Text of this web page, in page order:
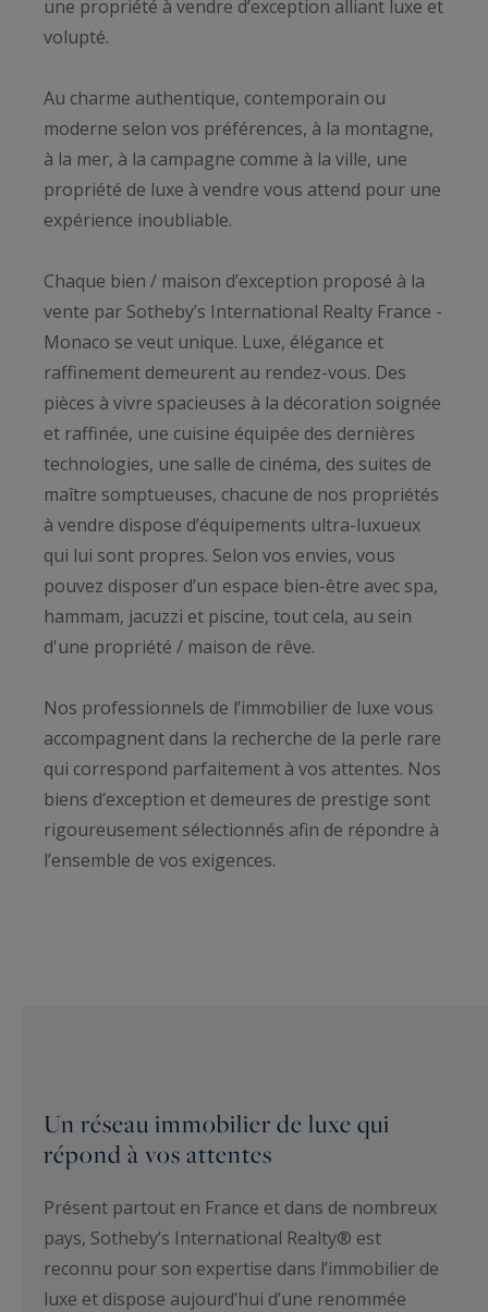
une propriété à vendre d’exception alliant luxe et
volupté.
Au charme authentique, contemporain ou
moderne selon vos préférences, à la montagne,
à la mer, à la campagne comme à la ville, une
propriété de luxe à vendre vous attend pour une
expérience inoubliable.
Chaque bien / maison d’exception proposé à la
vente par Sotheby’s International Realty France -
Monaco se veut unique. Luxe, élégance et
raffinement demeurent au rendez-vous. Des
pièces à vivre spacieuses à la décoration soignée
et raffinée, une cuisine équipée des dernières
technologies, une salle de cinéma, des suites de
maître somptueuses, chacune de nos propriétés
à vendre dispose d’équipements ultra-luxueux
qui lui sont propres. Selon vos envies, vous
pouvez disposer d’un espace bien-être avec spa,
hammam, jacuzzi et piscine, tout cela, au sein
d'une propriété / maison de rêve.
Nos professionnels de l’immobilier de luxe vous
accompagnent dans la recherche de la perle rare
qui correspond parfaitement à vos attentes. Nos
biens d’exception et demeures de prestige sont
rigoureusement sélectionnés afin de répondre à
l’ensemble de vos exigences.
Un réseau immobilier de luxe qui
répond à vos attentes
Présent partout en France et dans de nombreux
pays, Sotheby’s International Realty® est
reconnu pour son expertise dans l’immobilier de
luxe et dispose aujourd’hui d’une renommée